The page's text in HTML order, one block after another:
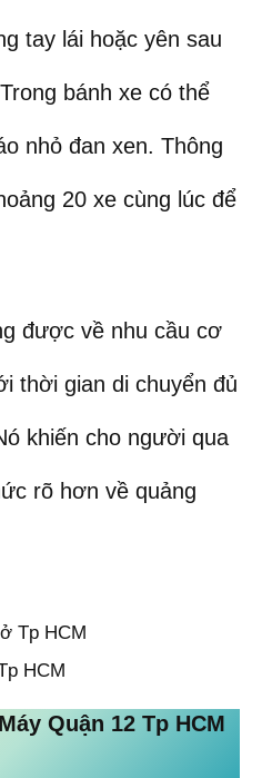
tay lái hoặc yên sau
bánh xe có thể
nhỏ đan xen. Thông
20 xe cùng lúc để
được về nhu cầu cơ
thời gian di chuyển đủ
khiến cho người qua
rõ hơn về quảng
HCM
Quận 12 Tp HCM